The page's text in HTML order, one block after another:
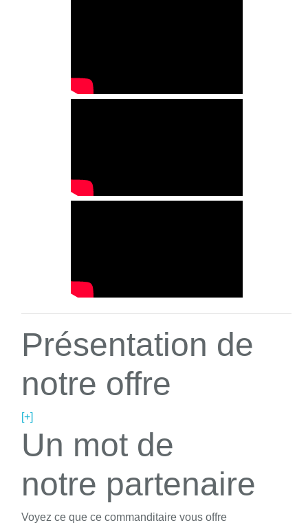
Présentation de
notre offre
[+]
Un mot de
notre partenaire
Voyez ce que ce commanditaire vous offre